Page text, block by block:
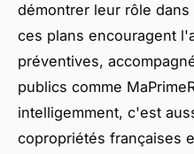
démontrer leur rôle
ces plans encouragent
préventives,
publics comme
intelligemment, c'est
copropriétés françaises